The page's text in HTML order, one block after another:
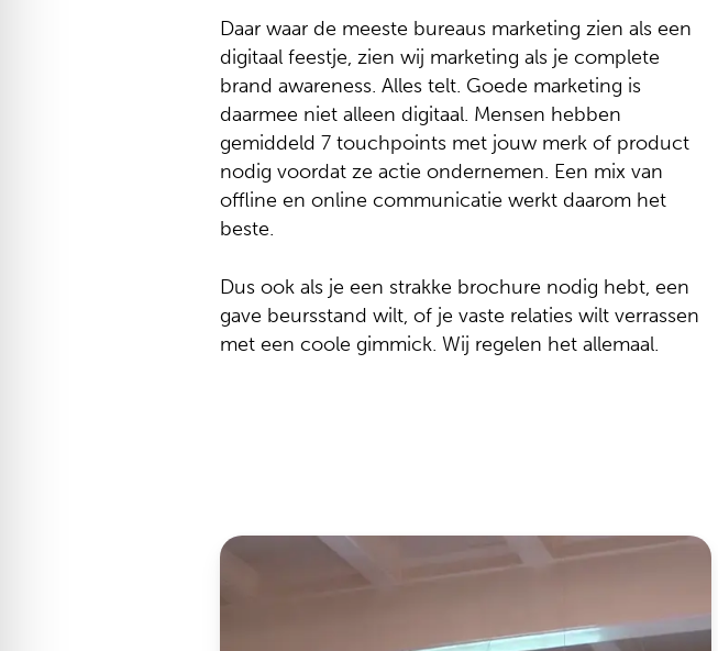
Daar waar de meeste bureaus marketing zien als een
digitaal feestje, zien wij marketing als je complete
brand awareness. Alles telt. Goede marketing is
daarmee niet alleen digitaal. Mensen hebben
gemiddeld 7 touchpoints met jouw merk of product
nodig voordat ze actie ondernemen. Een mix van
offline en online communicatie werkt daarom het
beste.
Dus ook als je een strakke brochure nodig hebt, een
gave beursstand wilt, of je vaste relaties wilt verrassen
met een coole gimmick. Wij regelen het allemaal.